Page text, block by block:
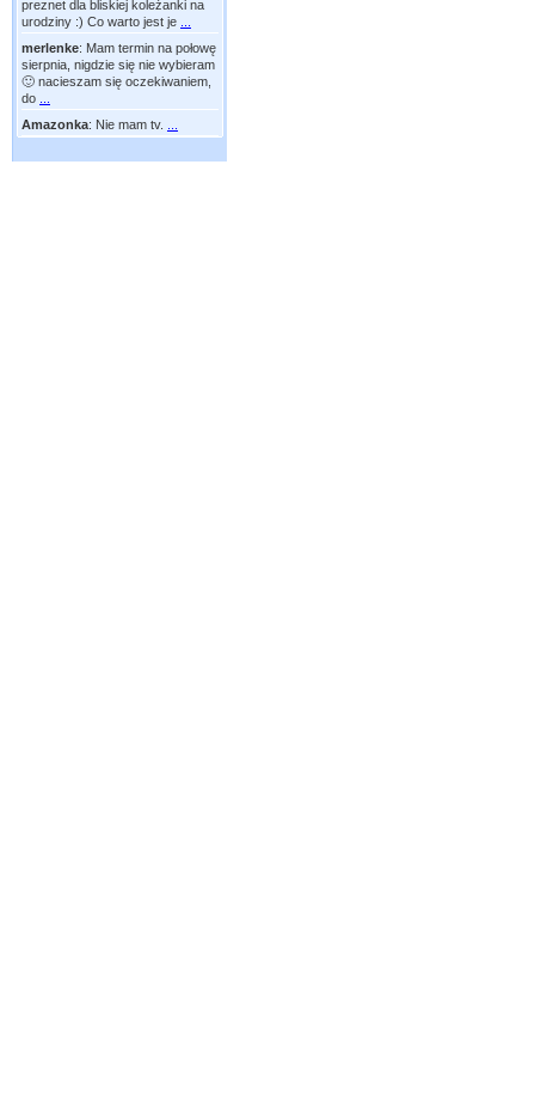
preznet dla bliskiej koleżanki na
urodziny :) Co warto jest je
merlenke: Mam termin na połowę
sierpnia, nigdzie się nie wybieram
🙂 nacieszam się oczekiwaniem,
do
Amazonka: Nie mam tv.